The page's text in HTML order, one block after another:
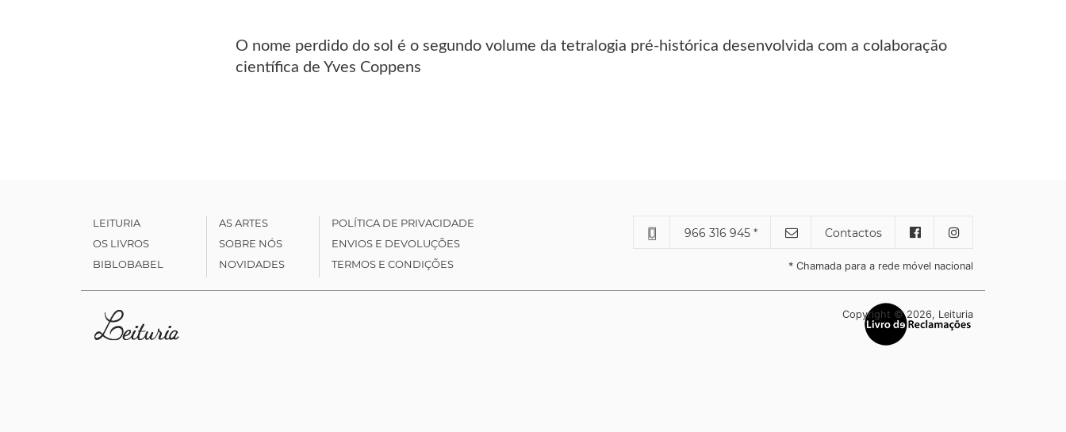
O nome perdido do sol é o segundo volume da tetralogia pré-histórica desenvolvida com a colaboração
científica de Yves Coppens
LEITURIA
OS LIVROS
BIBLOBABEL
AS ARTES
SOBRE NÓS
NOVIDADES
POLÍTICA DE PRIVACIDADE
ENVIOS E DEVOLUÇÕES
TERMOS E CONDIÇÕES
966 316 945 * Contactos
* Chamada para a rede móvel nacional
Copyright © 2026, Leituria